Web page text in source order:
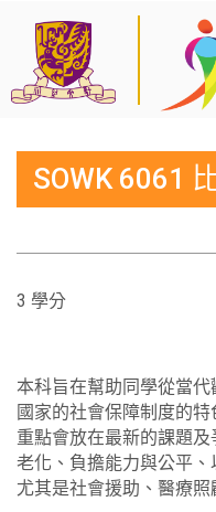
SOWK 6061
3 學分
本科旨在幫助同學從當
國家的社會保障制度的
重點會放在最新的課題
老化、負擔能力與公平
尤其是社會援助、醫療照